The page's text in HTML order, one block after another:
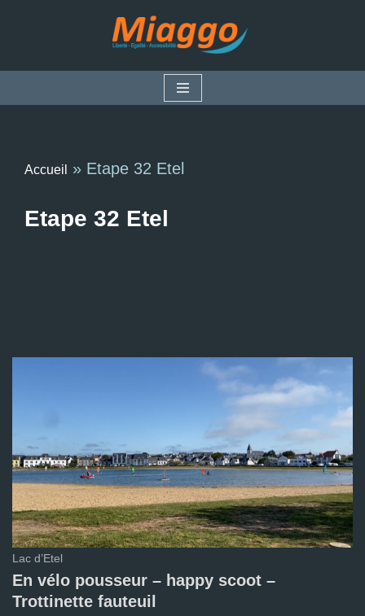
Accueil » Etape 32 Etel
Etape 32 Etel
Lac d’Etel
En vélo pousseur – happy scoot –
Trottinette fauteuil